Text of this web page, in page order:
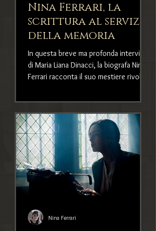
Nina Ferrari, la
scrittura al servizio
della memoria
In questa breve ma profonda intervista
di Maria Liana Dinacci, la biografa Nina
Ferrari racconta il suo mestiere rivolto
Nina Ferrari